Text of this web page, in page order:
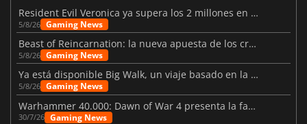
Resident Evil Veronica ya supera los 2 millones en listas de deseados
5/8/26 Gaming News
Beast of Reincarnation: la nueva apuesta de los creadores de Pokémon
5/8/26 Gaming News
Ya está disponible Big Walk, un viaje basado en la amistad
5/8/26 Gaming News
Warhammer 40.000: Dawn of War 4 presenta la facción de los Necrones
30/7/26 Gaming News